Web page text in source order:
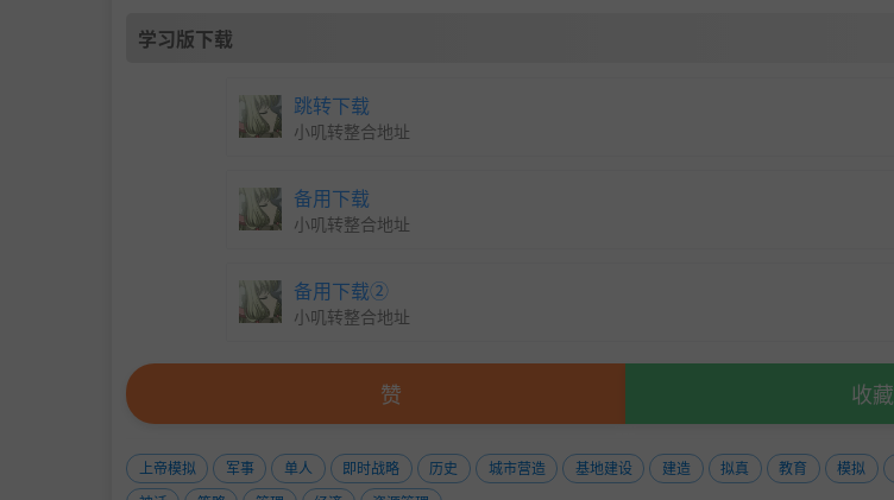
学习版下载
跳转下载
小叽转整合地址
备用下载
小叽转整合地址
备用下载②
小叽转整合地址
赞 收藏
上帝模拟 军事 单人 即时战略 历史 城市营造 基地建设 建造 拟真 教育 模拟